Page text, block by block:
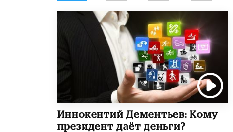
Иннокентий Дементьев: Кому
президент даёт деньги?